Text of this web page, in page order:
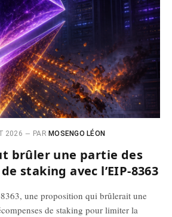
2026 PAR MOSENGO LÉON
brûler une partie des
staking avec l’EIP-8363
une proposition qui brûlerait une
de staking pour limiter la